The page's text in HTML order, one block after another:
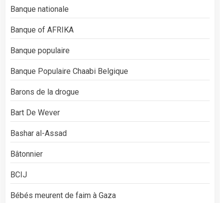
Banque nationale
Banque of AFRIKA
Banque populaire
Banque Populaire Chaabi Belgique
Barons de la drogue
Bart De Wever
Bashar al-Assad
Bâtonnier
BCIJ
Bébés meurent de faim à Gaza